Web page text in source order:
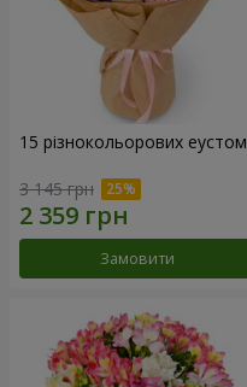
15 різнокольорових еустом
3 145 грн
Замовити